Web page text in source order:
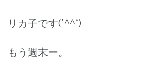
リカ子です(*^^*)
もう週末ー。